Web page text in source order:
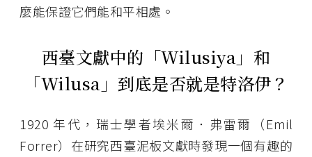
麼能保證它們能和平相處。
西臺文獻中的「Wilusiya 」和
「Wilusa 」到底是否就是特洛伊？
1920 年代，瑞士學者埃米爾．弗雷爾（Emil
Forrer）在研究西臺泥板文獻時發現一個有趣的